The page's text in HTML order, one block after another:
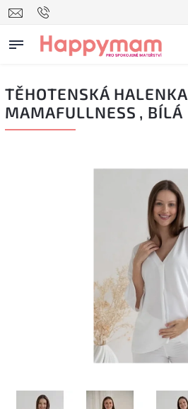
TĚHOTENSKÁ HALENKA
MAMAFULLNESS , BÍLÁ